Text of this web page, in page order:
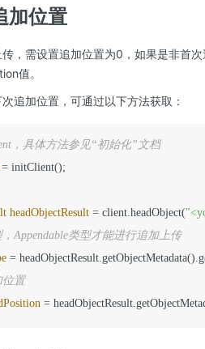
加位置
，需设置追加位置为0，如果是非首
值。
追加位置，可通过以下方法获取：
，具体方法参见“初始化”文档
= initClient();
headObjectResult = client.headObject(
Appendable类型才能进行追加上传
=
位置
=